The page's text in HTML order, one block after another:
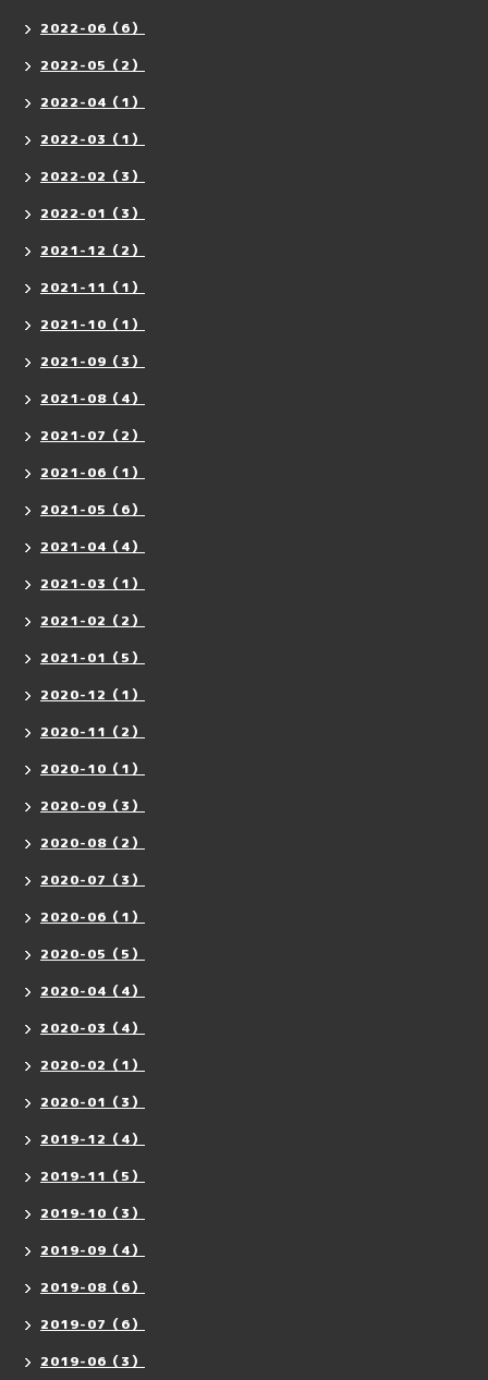
2022-06（6）
2022-05（2）
2022-04（1）
2022-03（1）
2022-02（3）
2022-01（3）
2021-12（2）
2021-11（1）
2021-10（1）
2021-09（3）
2021-08（4）
2021-07（2）
2021-06（1）
2021-05（6）
2021-04（4）
2021-03（1）
2021-02（2）
2021-01（5）
2020-12（1）
2020-11（2）
2020-10（1）
2020-09（3）
2020-08（2）
2020-07（3）
2020-06（1）
2020-05（5）
2020-04（4）
2020-03（4）
2020-02（1）
2020-01（3）
2019-12（4）
2019-11（5）
2019-10（3）
2019-09（4）
2019-08（6）
2019-07（6）
2019-06（3）